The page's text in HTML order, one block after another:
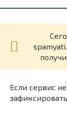
Если сервис